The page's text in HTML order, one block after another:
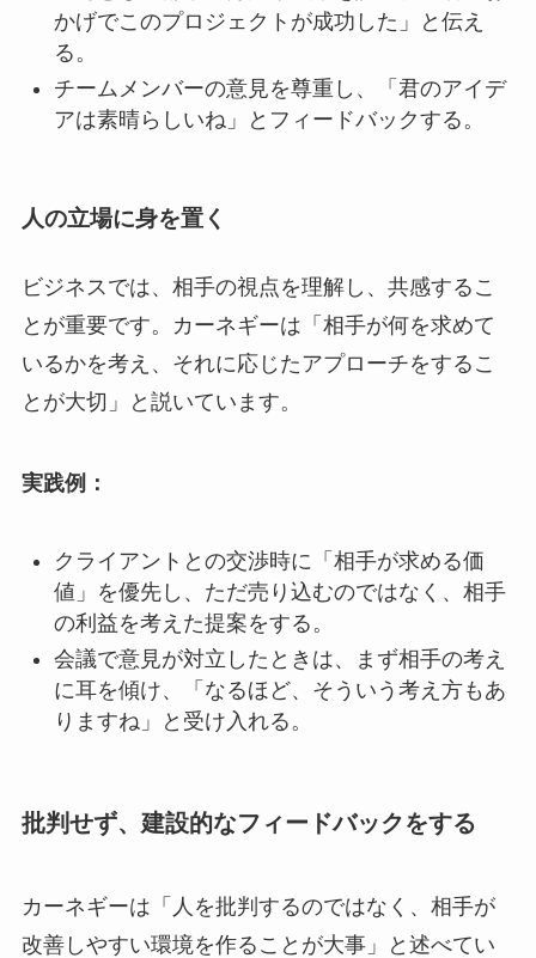
かげでこのプロジェクトが成功した」と伝え
る。
チームメンバーの意見を尊重し、「君のアイデ
アは素晴らしいね」とフィードバックする。
人の立場に身を置く
ビジネスでは、相手の視点を理解し、共感するこ
とが重要です。カーネギーは「相手が何を求めて
いるかを考え、それに応じたアプローチをするこ
とが大切」と説いています。
実践例：
クライアントとの交渉時に「相手が求める価
値」を優先し、ただ売り込むのではなく、相手
の利益を考えた提案をする。
会議で意見が対立したときは、まず相手の考え
に耳を傾け、「なるほど、そういう考え方もあ
りますね」と受け入れる。
批判せず、建設的なフィードバックをする
カーネギーは「人を批判するのではなく、相手が
改善しやすい環境を作ることが大事」と述べてい